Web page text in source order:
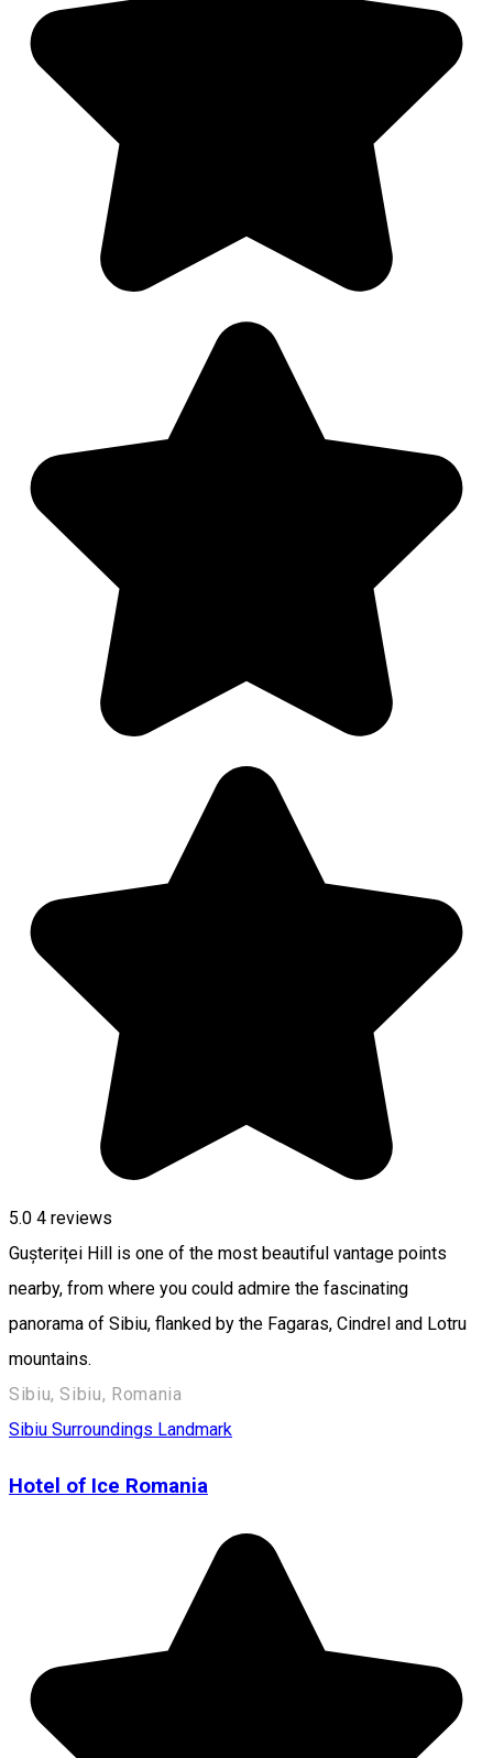
5.0 4 reviews
Gușteriței Hill is one of the most beautiful vantage points
nearby, from where you could admire the fascinating
panorama of Sibiu, flanked by the Fagaras, Cindrel and Lotru
mountains.
Sibiu, Sibiu, Romania
Sibiu Surroundings Landmark
Hotel of Ice Romania